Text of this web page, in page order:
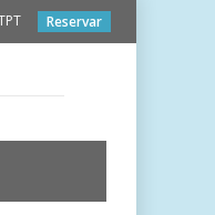
Reservar
PT